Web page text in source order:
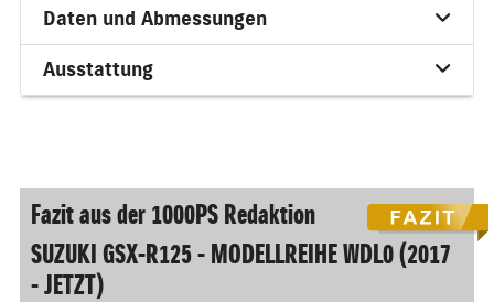
Daten und Abmessungen
Ausstattung
Fazit aus der 1000PS Redaktion
SUZUKI GSX-R125 - MODELLREIHE WDL0 (2017
- JETZT)